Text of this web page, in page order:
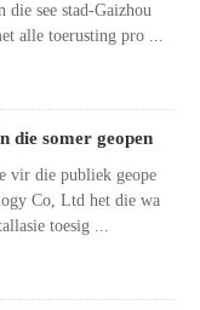
die see stad-Gaizhou
alle toerusting pro ...
die somer geopen
vir die publiek geope
Co, Ltd het die wa
toesig ...